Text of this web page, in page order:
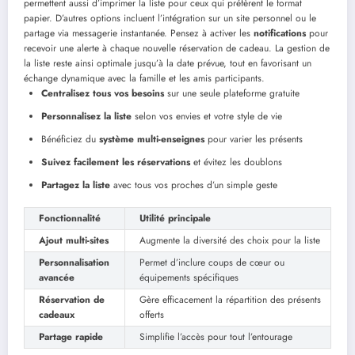
permettent aussi d’imprimer la liste pour ceux qui préfèrent le format
papier. D’autres options incluent l’intégration sur un site personnel ou le
partage via messagerie instantanée. Pensez à activer les notificationspour
recevoir une alerte à chaque nouvelle réservation de cadeau. La gestion de
la liste reste ainsi optimale jusqu’à la date prévue, tout en favorisant un
échange dynamique avec la famille et les amis participants.
Centralisez tous vos besoinssur une seule plateforme gratuite
Personnalisez la liste selon vos envies et votre style de vie
Bénéficiez du système multi-enseignespour varier les présents
Suivez facilement les réservationset évitez les doublons
Partagez la liste avec tous vos proches d’un simple geste
Fonctionnalité
Utilité principale
Ajout multi-sites
Augmente la diversité des choix pour la liste
Personnalisation
avancée
Permet d’inclure coups de cœur ou
équipements spécifiques
Réservation de
cadeaux
Gère efficacement la répartition des présents
offerts
Partage rapide
Simplifie l’accès pour tout l’entourage